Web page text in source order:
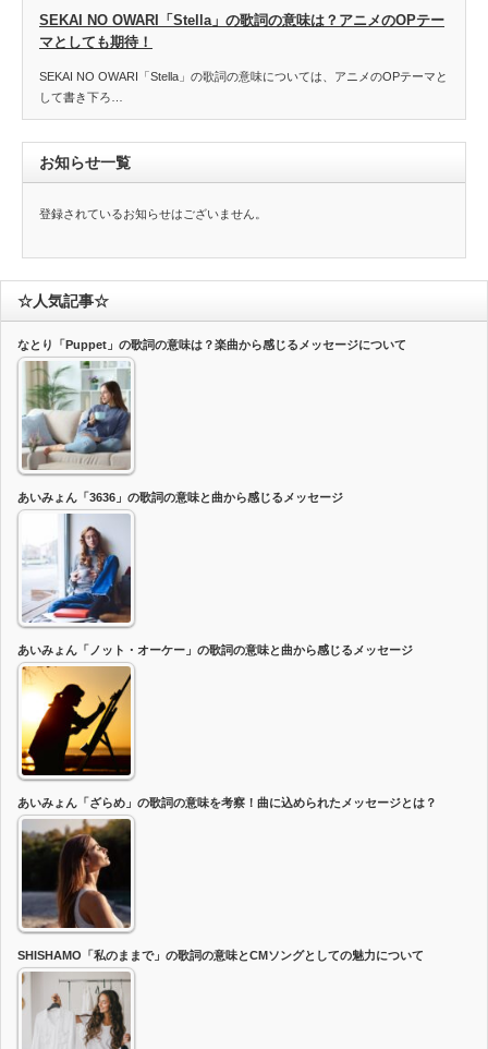
SEKAI NO OWARI「Stella」の歌詞の意味は？アニメのOPテー
マとしても期待！
SEKAI NO OWARI「Stella」の歌詞の意味については、アニメのOPテーマと
して書き下ろ…
お知らせ一覧
登録されているお知らせはございません。
☆人気記事☆
なとり「Puppet」の歌詞の意味は？楽曲から感じるメッセージについて
あいみょん「3636」の歌詞の意味と曲から感じるメッセージ
あいみょん「ノット・オーケー」の歌詞の意味と曲から感じるメッセージ
あいみょん「ざらめ」の歌詞の意味を考察！曲に込められたメッセージとは？
SHISHAMO「私のままで」の歌詞の意味とCMソングとしての魅力について